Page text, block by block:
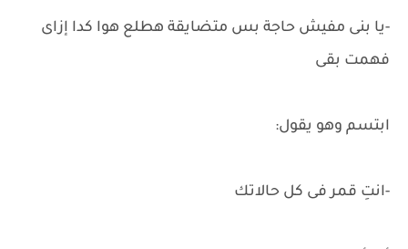
-يا بنى مفيش حاجة بس متضايقة هطلع هوا كدا إزاى
فهمت بقى
ابتسم وهو يقول:
-انتِ قمر فى كل حالاتك